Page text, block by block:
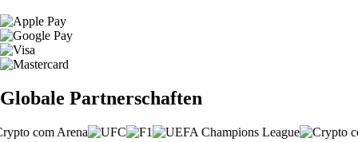
Globale Partnerschaften